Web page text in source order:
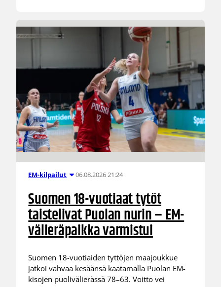
EM-kilpailut 06.08.2026 21:24
Suomen 18-vuotiaat tytöt
taistelivat Puolan nurin – EM-
välieräpaikka varmistui
Suomen 18-vuotiaiden tyttöjen maajoukkue
jatkoi vahvaa kesäänsä kaatamalla Puolan EM-
kisojen puolivälierässä 78–63. Voitto vei